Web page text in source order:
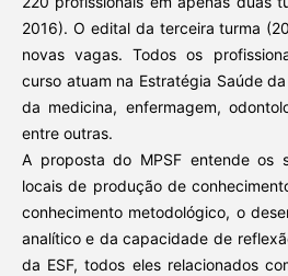
2016). O edital da terceira turma
novas vagas. Todos os
curso atuam na Estratégia Saúde
da medicina, enfermagem,
entre outras.
A proposta do MPSF entende os
locais de produção de
conhecimento metodológico, o
analítico e da capacidade de
da ESF, todos eles relacionados